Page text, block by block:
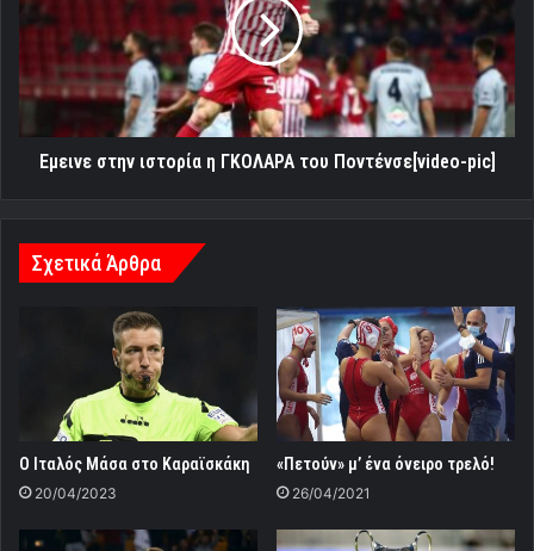
η
ΓΚΟΛΑΡΑ
Ποντένσε[video-
Eμεινε στην ιστορία η ΓΚΟΛΑΡΑ του Ποντένσε[video-pic]
Σχετικά Άρθρα
Ο Ιταλός Μάσα στο Καραϊσκάκη
20/04/2023
«Πετούν» μ’ ένα όνειρο τρελό!
26/04/2021